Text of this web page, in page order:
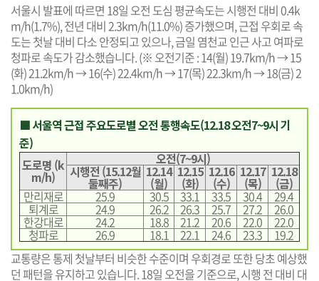
서울시 발표에 따르면 18일 오전 도심 평균속도는 시행전 대비 0.4k
m/h(1.7%), 전년 대비 2.3km/h(11.0%) 증가했으며, 근접 우회로 속
도는 첫날 대비 다소 안정되고 있으나, 금일 염천교 인근 사고 여파로
청파로 속도가 감소했습니다. (※ 오전기준 : 14(월) 19.7km/h → 15
(화) 21.2km/h → 16(수) 22.4km/h → 17(목) 22.3km/h → 18(금) 2
1.0km/h)
■ 서울역 근접 주요도로별 오전 통행속도(12.18 오전7~9시 기
준)
도로명 (k
m/h)
오전(7~9시)
시행전 (15.12월
둘째주)
12.14
(월)
12.15
(화)
12.16
(수)
12.17
(목)
12.18
(금)
만리재로 25.9 30.5 33.1 33.5 30.4 29.4
퇴계로 24.9 26.2 26.3 25.7 27.2 26.0
한강대로 24.2 18.8 21.2 20.6 22.0 22.0
청파로 26.9 18.1 22.1 24.6 23.3
19.2
교통량은 통제 첫날부터 비슷한 수준이며 우회경로 또한 당초 예상했
던 패턴을 유지하고 있습니다. 18일 오전을 기준으로, 시행 전 대비 대